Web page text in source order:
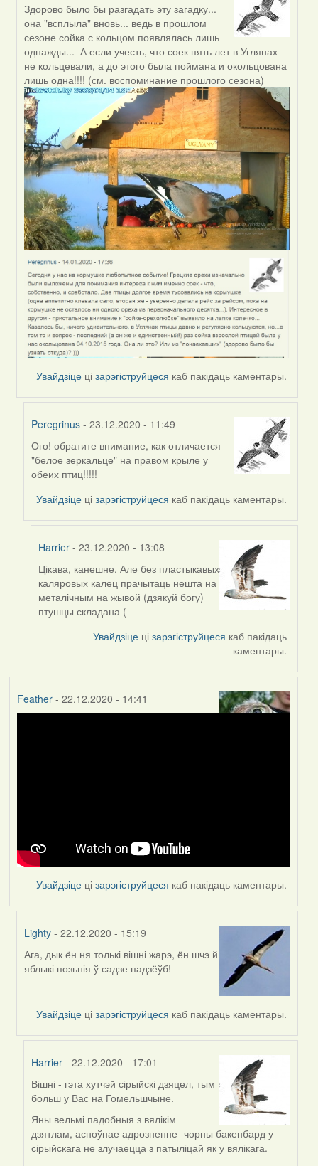
In
reply
to
by
Peregrinus
Здорово было бы разгадать эту загадку...
она "всплыла" вновь... ведь в прошлом
сезоне сойка с кольцом появлялась лишь
однажды... А если учесть, что соек пять лет в Углянах
не кольцевали, а до этого была поймана и окольцована
лишь одна!!!! (см. воспоминание прошлого сезона)
Увайдзіце цізарэгіструйцеся каб пакідаць каментары.
Peregrinus - 23.12.2020 - 11:49
In
reply
to
by
Peregrinus
Ого! обратите внимание, как отличается
"белое зеркальце" на правом крыле у
обеих птиц!!!!!
Увайдзіце цізарэгіструйцеся каб пакідаць каментары.
Harrier- 23.12.2020 - 13:08
In
reply
to
by
Цікава, канешне. Але без пластыкавых
каляровых калец прачытаць нешта на
металічным на жывой (дзякуй богу)
птушцы складана (
Увайдзіце цізарэгіструйцеся каб пакідаць
каментары.
Feather- 22.12.2020 - 14:41
Увайдзіце цізарэгіструйцеся каб пакідаць каментары.
Lighty - 22.12.2020 - 15:19
In
reply
Feather
Ага, дык ён ня толькі вішні жарэ, ён шчэ й
яблыкі позьнія ў садзе падзёўб!
Увайдзіце цізарэгіструйцеся каб пакідаць каментары.
Harrier - 22.12.2020 - 17:01
In
reply
to
by
Lighty
Вішні - гэта хутчэй сірыйскі дзяцел, тым
больш у Вас на Гомельшчыне.
Яны вельмі падобныя з вялікім
дзятлам, асноўнае адрозненне- чорны бакенбард у
сірыйскага не злучаецца з патыліцай як у вялікага.